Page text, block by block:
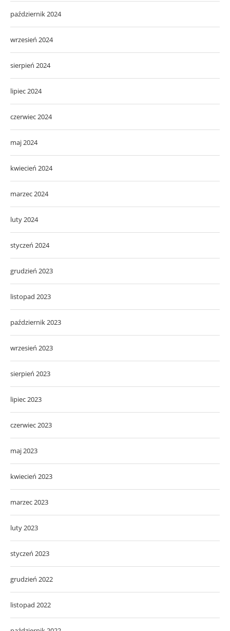
październik 2024
wrzesień 2024
sierpień 2024
lipiec 2024
czerwiec 2024
maj 2024
kwiecień 2024
marzec 2024
luty 2024
styczeń 2024
grudzień 2023
listopad 2023
październik 2023
wrzesień 2023
sierpień 2023
lipiec 2023
czerwiec 2023
maj 2023
kwiecień 2023
marzec 2023
luty 2023
styczeń 2023
grudzień 2022
listopad 2022